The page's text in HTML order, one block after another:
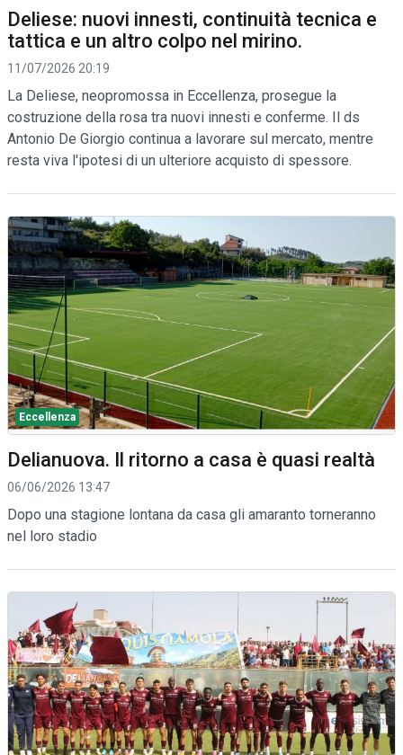
Deliese: nuovi innesti, continuità tecnica e
tattica e un altro colpo nel mirino.
11/07/2026 20:19
La Deliese, neopromossa in Eccellenza, prosegue la
costruzione della rosa tra nuovi innesti e conferme. Il ds
Antonio De Giorgio continua a lavorare sul mercato, mentre
resta viva l'ipotesi di un ulteriore acquisto di spessore.
Eccellenza
Delianuova. Il ritorno a casa è quasi realtà
06/06/2026 13:47
Dopo una stagione lontana da casa gli amaranto torneranno
nel loro stadio